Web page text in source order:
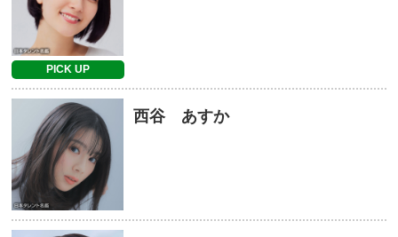
PICK UP
西谷 あすか